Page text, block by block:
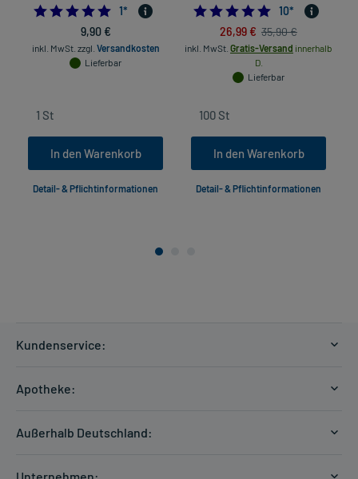
5.0
1*
9,90 €
inkl. MwSt. zzgl. Versandkosten
Lieferbar
In den Warenkorb
Detail- & Pflichtinformationen
4.9
10*
26,99 € 35,90 €
inkl. MwSt. Gratis-Versand innerhalb
D.
Lieferbar
In den Warenkorb
Detail- & Pflichtinformationen
Kundenservice:
Hilfe
Apotheke:
Außerhalb Deutschland: